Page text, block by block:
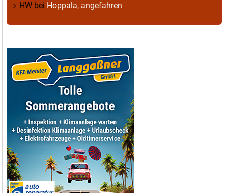
HW bei Hoppala, angefahren